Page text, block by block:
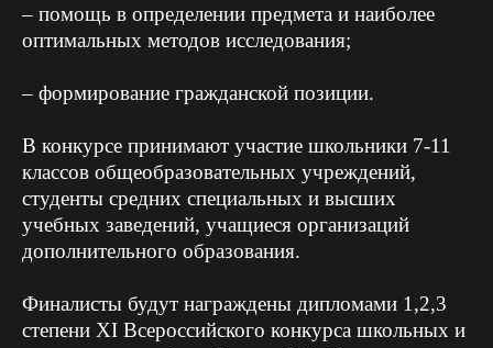
– помощь в определении предмета и наиболее
оптимальных методов исследования;
– формирование гражданской позиции.
В конкурсе принимают участие школьники 7-11
классов общеобразовательных учреждений,
студенты средних специальных и высших
учебных заведений, учащиеся организаций
дополнительного образования.
Финалисты будут награждены дипломами 1,2,3
степени XI Всероссийского конкурса школьных и